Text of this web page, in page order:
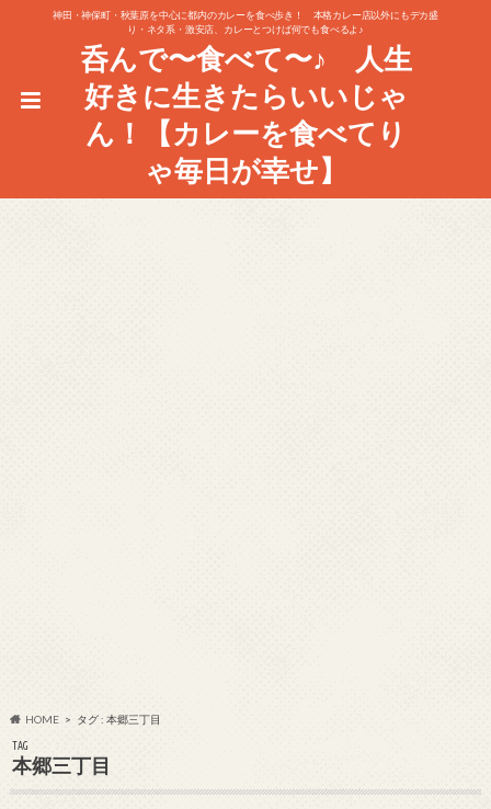
神田・神保町・秋葉原を中心に都内のカレーを食べ歩き！ 本格カレー店以外にもデカ盛
り・ネタ系・激安店、カレーとつけば何でも食べるよ♪
呑んで〜食べて〜♪ 人生
好きに生きたらいいじゃ
ん！【カレーを食べてり
ゃ毎日が幸せ】
HOME タグ : 本郷三丁目
TAG
本郷三丁目